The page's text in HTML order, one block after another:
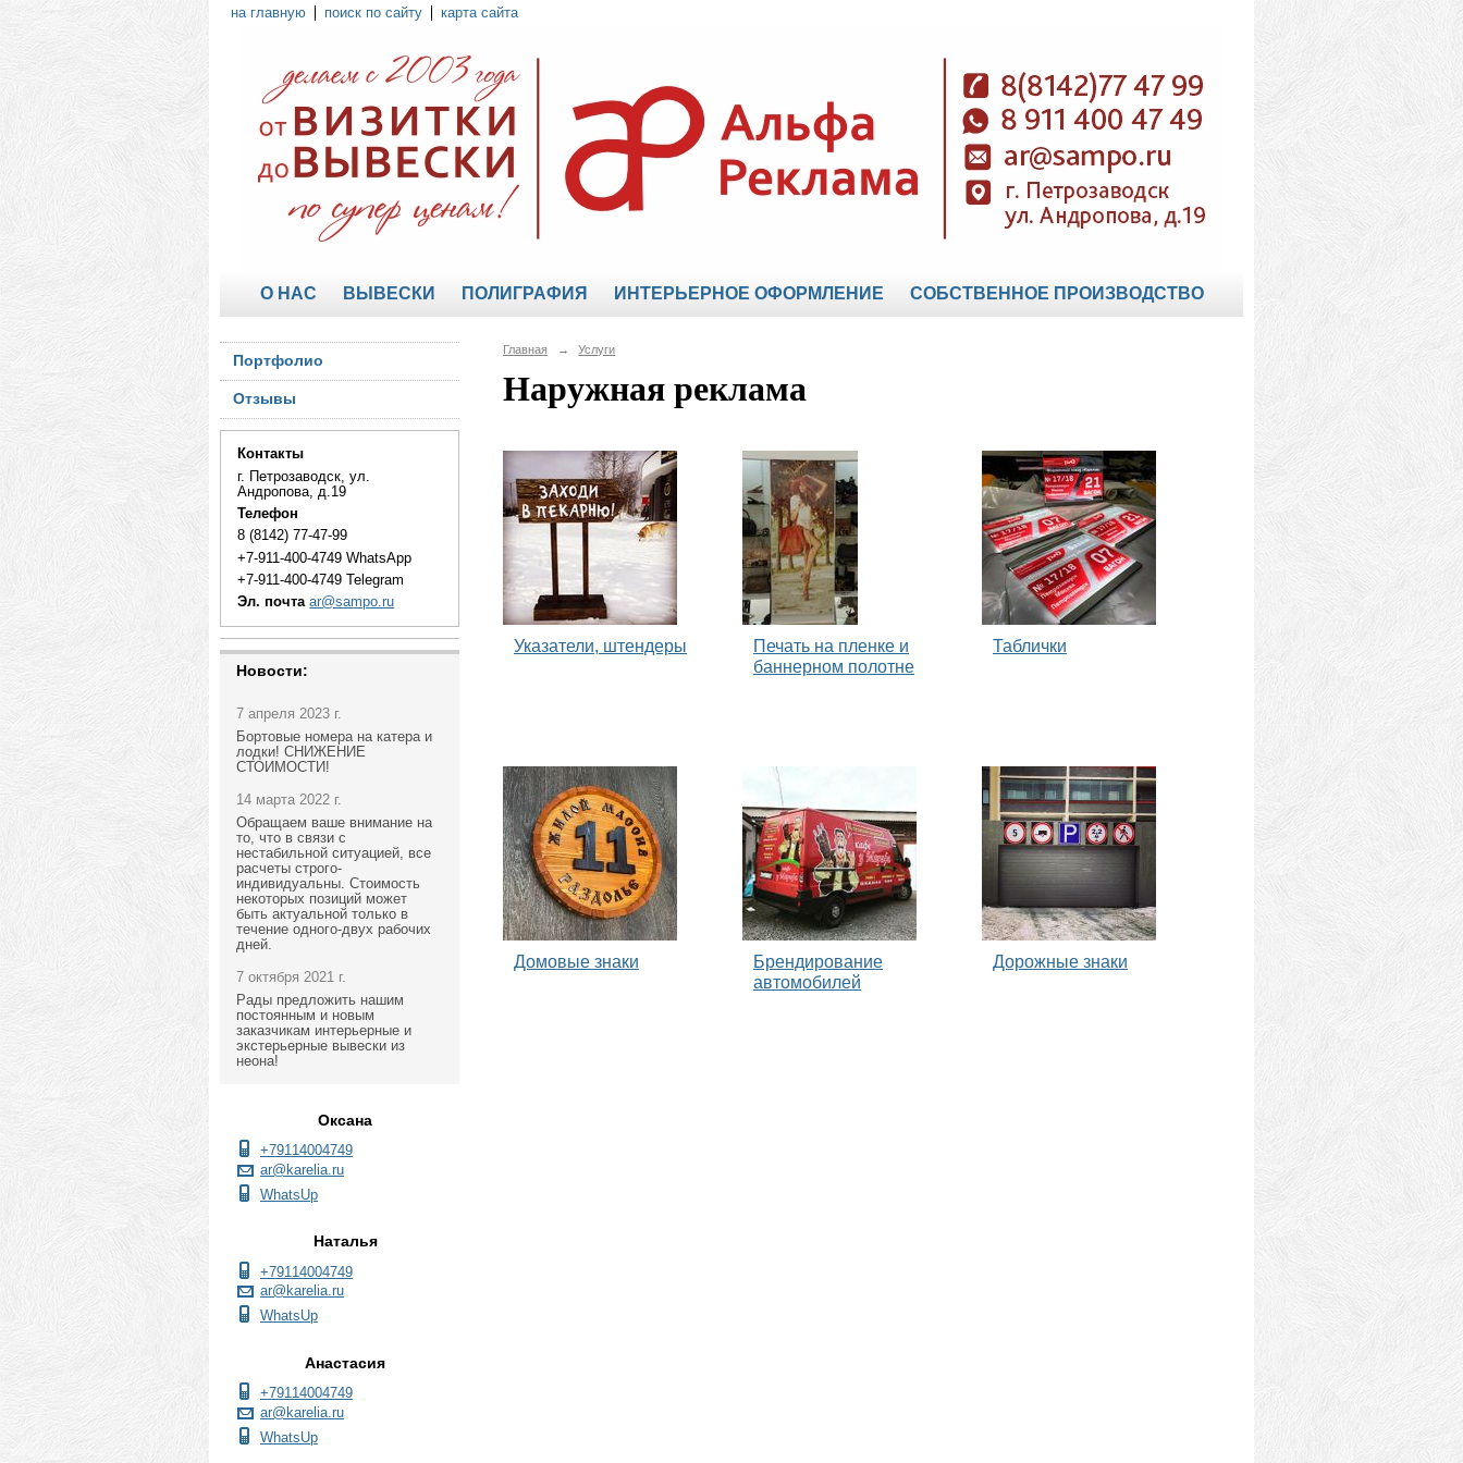
на главную поиск по сайту карта сайта
О НАС ВЫВЕСКИ ПОЛИГРАФИЯ ИНТЕРЬЕРНОЕ ОФОРМЛЕНИЕ СОБСТВЕННОЕ ПРОИЗВОДСТВО
Портфолио
Отзывы
Контакты
г. Петрозаводск, ул.
Андропова, д.19
Телефон
8 (8142) 77-47-99
+7-911-400-4749 WhatsApp
+7-911-400-4749 Telegram
Эл. почта ar@sampo.ru
Новости:
7 апреля 2023 г.
Бортовые номера на катера и
лодки! СНИЖЕНИЕ
СТОИМОСТИ!
14 марта 2022 г.
Обращаем ваше внимание на
то, что в связи с
нестабильной ситуацией, все
расчеты строго-
индивидуальны. Стоимость
некоторых позиций может
быть актуальной только в
течение одного-двух рабочих
дней.
7 октября 2021 г.
Рады предложить нашим
постоянным и новым
заказчикам интерьерные и
экстерьерные вывески из
неона!
Оксана
+79114004749
ar@karelia.ru
WhatsUp
Наталья
+79114004749
ar@karelia.ru
WhatsUp
Анастасия
+79114004749
ar@karelia.ru
WhatsUp
Главная → Услуги
Наружная реклама
Указатели, штендеры
Печать на пленке и
баннерном полотне
Таблички
Домовые знаки
Брендирование
автомобилей
Дорожные знаки